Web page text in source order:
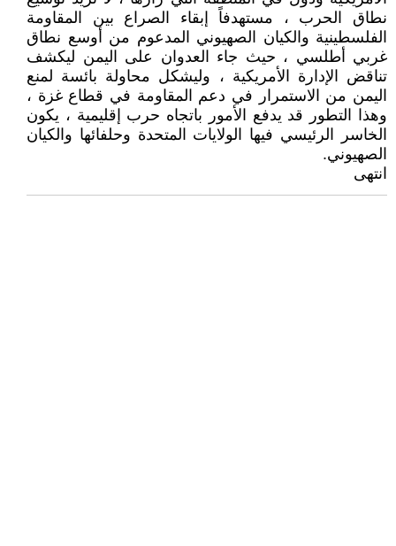
نطاق الحرب ، مستهدفاً إبقاء الصراع بين المقاومة
الفلسطينية والكيان الصهيوني المدعوم من أوسع نطاق
غربي أطلسي ، حيث جاء العدوان على اليمن ليكشف
تناقض الإدارة الأمريكية ، وليشكل محاولة بائسة لمنع
اليمن من الاستمرار في دعم المقاومة في قطاع غزة ،
وهذا التطور قد يدفع الأمور باتجاه حرب إقليمية ، يكون
الخاسر الرئيسي فيها الولايات المتحدة وحلفائها والكيان
الصهيوني.
انتهى